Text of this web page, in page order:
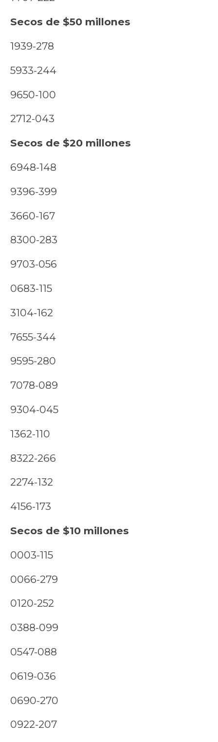
Secos de $50 millones
1939-278
5933-244
9650-100
2712-043
Secos de $20 millones
6948-148
9396-399
3660-167
8300-283
9703-056
0683-115
3104-162
7655-344
9595-280
7078-089
9304-045
1362-110
8322-266
2274-132
4156-173
Secos de $10 millones
0003-115
0066-279
0120-252
0388-099
0547-088
0619-036
0690-270
0922-207